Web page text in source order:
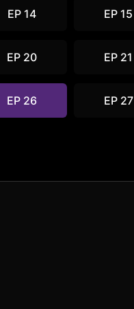
EP 14 EP 15
EP 20 EP 21
EP 26 EP 27